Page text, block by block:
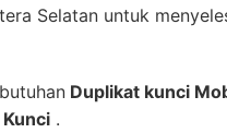
Selatan untuk
Duplikat kunci
.